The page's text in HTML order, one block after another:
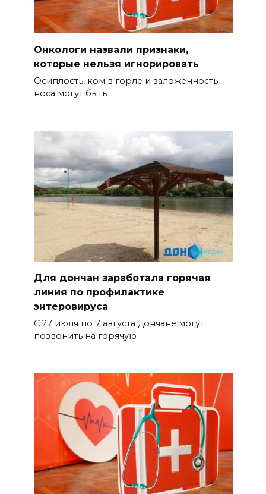
Онкологи назвали признаки,
которые нельзя игнорировать
Осиплость, ком в горле и заложенность
носа могут быть
Для дончан заработала горячая
линия по профилактике
энтеровируса
С 27 июля по 7 августа дончане могут
позвонить на горячую